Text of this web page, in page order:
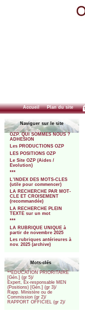
Accueil Plan du site
Naviguer sur le site
OZP. QUI SOMMES NOUS ?
ADHESION
Les PRODUCTIONS OZP
LES POSITIONS OZP
Le Site OZP (Aides /
Evolution)
***
L’INDEX DES MOTS-CLES
(utile pour commencer)
LA RECHERCHE PAR MOT-
CLE ET CROISEMENT
(recommandée)
LA RECHERCHE PLEIN
TEXTE sur un mot
***
LA RUBRIQUE UNIQUE à
partir de novembre 2025
Les rubriques antérieures à
nov. 2025 (archive)
Mots-clés
**EDUCATION PRIORITAIRE
[Gén.] (gr 5)/
Expert, Ex-responsable MEN
(Positions) [Gén.] (gr 3)/
Rapp. Ministère ou de
Commission (gr 2)/
RAPPORT OFFICIEL (gr 2)/